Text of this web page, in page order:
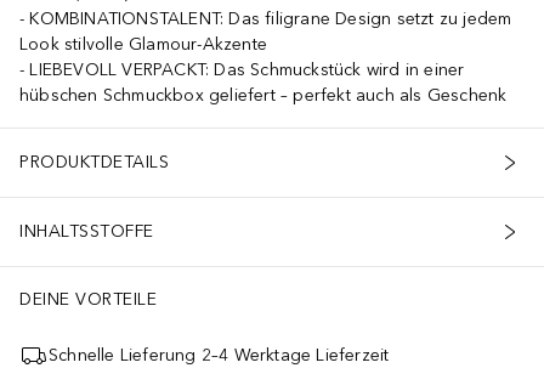
KOMBINATIONSTALENT: Das filigrane Design setzt zu jedem
Look stilvolle Glamour-Akzente
LIEBEVOLL VERPACKT: Das Schmuckstück wird in einer
hübschen Schmuckbox geliefert – perfekt auch als Geschenk
PRODUKTDETAILS
INHALTSSTOFFE
DEINE VORTEILE
Schnelle Lieferung 2–4 Werktage Lieferzeit